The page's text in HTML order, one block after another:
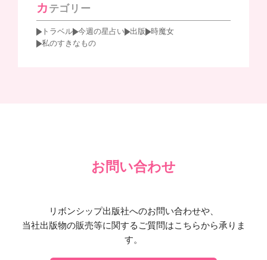
カ テゴリー
トラベル 今週の星占い 出版
時魔女
私のすきなもの
お問い合わせ
リボンシップ出版社へのお問い合わせや、
当社出版物の販売等に関するご質問はこちらから承りま
す。